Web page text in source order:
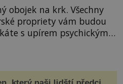
obojek na krk. Všechny
propriety vám budou
s upírem psychickým.
Prý si vás připraví,
co máte –
jiskru do života?